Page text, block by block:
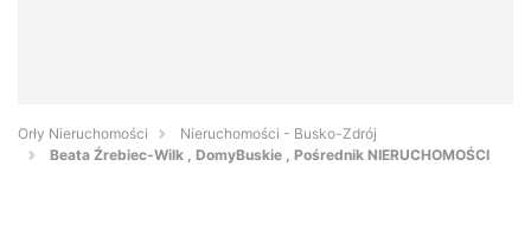
Orły Nieruchomości
Nieruchomości - Busko-Zdrój
Beata Źrebiec-Wilk , DomyBuskie , Pośrednik NIERUCHOMOŚCI